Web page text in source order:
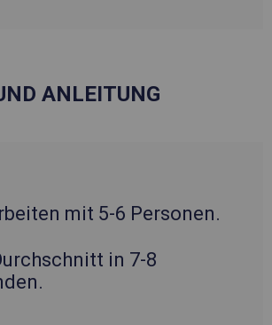
ANLEITUNG
mit 5-6 Personen.
in 7-8